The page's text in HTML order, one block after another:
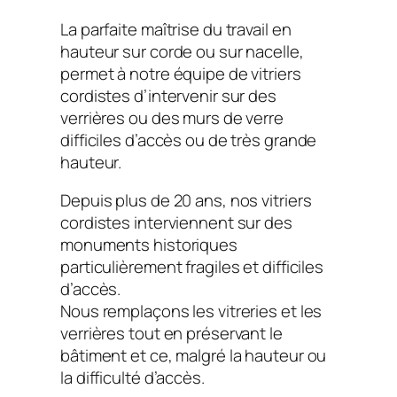
La parfaite maîtrise du travail en
hauteur sur corde ou sur nacelle,
permet à notre équipe de vitriers
cordistes d’intervenir sur des
verrières ou des murs de verre
difficiles d’accès ou de très grande
hauteur.
Depuis plus de 20 ans, nos vitriers
cordistes interviennent sur des
monuments historiques
particulièrement fragiles et difficiles
d’accès.
Nous remplaçons les vitreries et les
verrières tout en préservant le
bâtiment et ce, malgré la hauteur ou
la difficulté d’accès.